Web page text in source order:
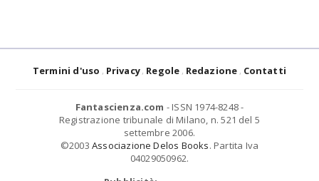
Termini d'uso Privacy Regole Redazione Contatti
Fantascienza.com - ISSN 1974-8248 -
Registrazione tribunale di Milano, n. 521 del 5
settembre 2006.
©2003 Associazione Delos Books. Partita Iva
04029050962.